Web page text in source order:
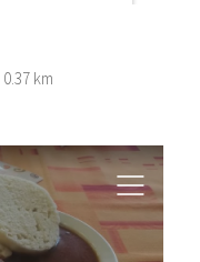
0.37 km